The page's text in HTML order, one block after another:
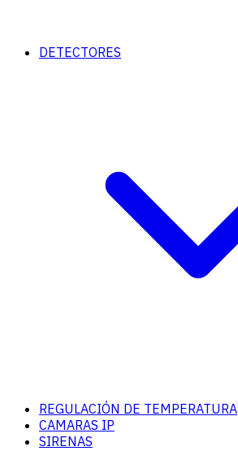
DETECTORES
REGULACIÓN DE TEMPERATURA
CAMARAS IP
SIRENAS